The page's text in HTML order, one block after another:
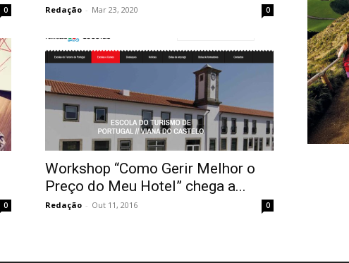
0 Redação - Mar 23, 2020 0
0
Workshop “Como Gerir Melhor o
Preço do Meu Hotel” chega a...
Redação - Out 11, 2016 0